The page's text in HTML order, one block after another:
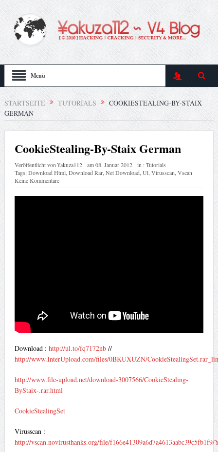
Menü
STARTSEITE TUTORIALS
COOKIESTEALING-BY-STAIX
GERMAN
CookieStealing-By-Staix German
Veröffentlicht von¥akuza112 am08. Januar 2012 in :Tutorials
Tags:Download Html, Download Rar, Net Download, Ul, Virusscan Vscan
Keine Kommentare
Download : http://ul.to/fq7172nb//
http://www.InterUpload.com/files/0BKUXUZN/
http://www.file-upload.net/download-3007566/CookieStealing-
ByStaix-.rar.html
CookieStealingSet
Virusscan :
http://vscan.novirusthanks.org/file/